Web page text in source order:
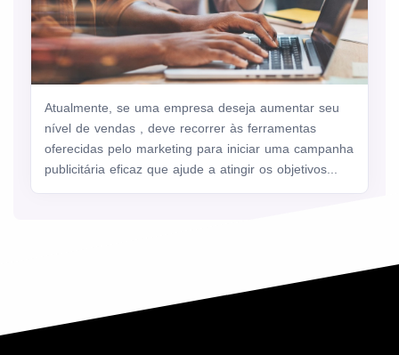
Atualmente, se uma empresa deseja aumentar seu
nível de vendas , deve recorrer às ferramentas
oferecidas pelo marketing para iniciar uma campanha
publicitária eficaz que ajude a atingir os objetivos...